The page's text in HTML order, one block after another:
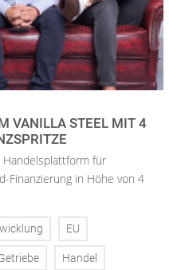
VANILLA STEEL MIT 4
Handelsplattform für
Finanzierung in Höhe von 4
EU
Handel